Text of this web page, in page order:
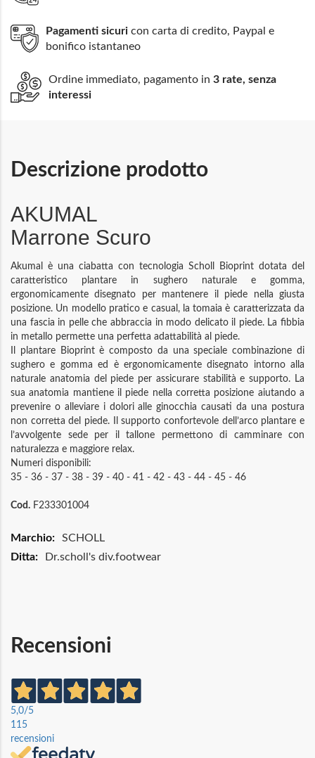
Pagamenti sicuri con carta di credito, Paypal e
bonifico istantaneo
Ordine immediato, pagamento in 3 rate, senza
interessi
Descrizione prodotto
AKUMAL
Marrone Scuro
Akumal è una ciabatta con tecnologia Scholl Bioprint dotata del
caratteristico plantare in sughero naturale e gomma,
ergonomicamente disegnato per mantenere il piede nella giusta
posizione. Un modello pratico e casual, la tomaia è caratterizzata da
una fascia in pelle che abbraccia in modo delicato il piede. La fibbia
in metallo permette una perfetta adattabilità al piede.
Il plantare Bioprint è composto da una speciale combinazione di
sughero e gomma ed è ergonomicamente disegnato intorno alla
naturale anatomia del piede per assicurare stabilità e supporto. La
sua anatomia mantiene il piede nella corretta posizione aiutando a
prevenire o alleviare i dolori alle ginocchia causati da una postura
non corretta del piede. Il supporto confortevole dell’arco plantare e
l’avvolgente sede per il tallone permettono di camminare con
naturalezza e maggiore relax.
Numeri disponibili:
35 - 36 - 37 - 38 - 39 - 40 - 41 - 42 - 43 - 44 - 45 - 46
Cod. F233301004
Maggiori
SCHOLL
Dr.scholl's div.footwear
Recensioni
5,0/5
115
recensioni